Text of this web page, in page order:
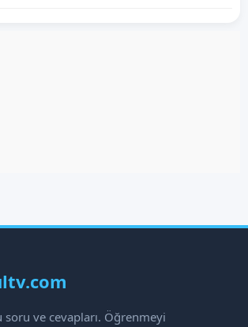
ve cevapları. Öğrenmeyi